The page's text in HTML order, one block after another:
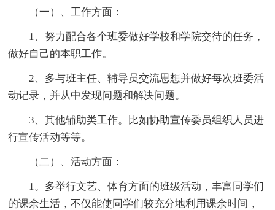
（一）、工作方面：
1、努力配合各个班委做好学校和学院交待的任务，
做好自己的本职工作。
2、多与班主任、辅导员交流思想并做好每次班委活
动记录，并从中发现问题和解决问题。
3、其他辅助类工作。比如协助宣传委员组织人员进
行宣传活动等等。
（二）、活动方面：
1。多举行文艺、体育方面的班级活动，丰富同学们
的课余生活，不仅能使同学们较充分地利用课余时间，